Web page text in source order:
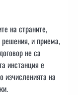
на страните,
решения, и приема,
не са
инстанция е
изчисленията на